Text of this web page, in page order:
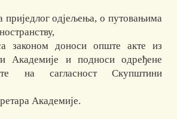
приједлог одјељења, о путовањима
законом доноси опште акте из
Академије и подноси одређене
на сагласност Скупштини
Академије.